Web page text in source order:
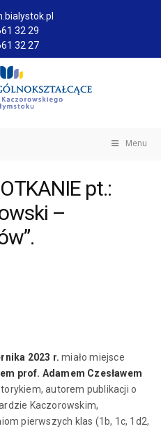
32 29
32 27
Menu
pt.:
–
2023 r.miało miejsce
prof. Adamem Czesławem
autorem publikacji o
Kaczorowskim,
pierwszych klas (1b, 1c, 1d2,